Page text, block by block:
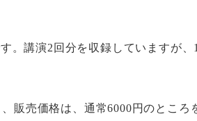
。講演2 回分を収録していますが、 1
販売価格は、通常6000円のところ